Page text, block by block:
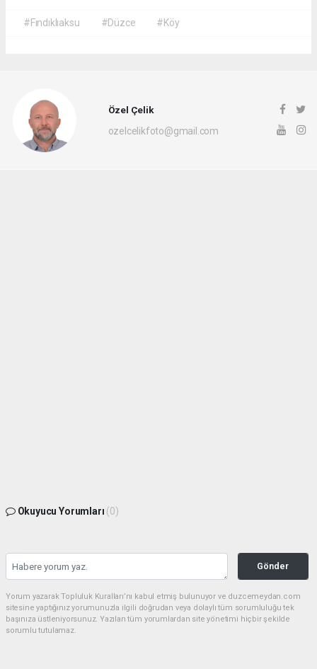
#Fındıklıaksu #Düzce #Köy
Özel Çelik
ozelcelikfoto@gmail.com
Okuyucu Yorumları (0)
Gönder
Yorum yazarak Topluluk Kuralları’nı kabul etmiş bulunuyor ve duzcemeydan.com
sitesine yaptığınız yorumunuzla ilgili doğrudan veya dolaylı tüm sorumluluğu tek
başınıza üstleniyorsunuz. Yazılan tüm yorumlardan site yönetimi hiçbir şekilde
sorumlu tutulamaz.